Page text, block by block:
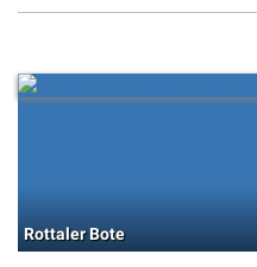
Rottaler Bote